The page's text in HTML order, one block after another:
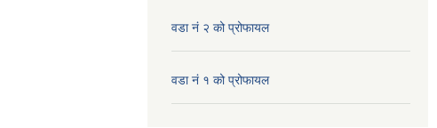
वडा नं २ को प्रोफायल
वडा नं १ को प्रोफायल